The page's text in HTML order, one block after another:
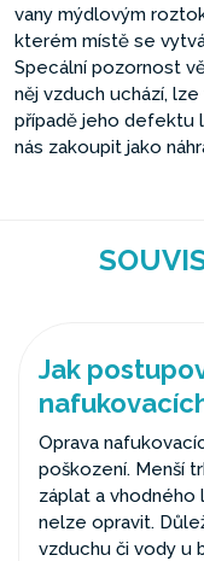
vany mýdlovým
kterém místě se
Specální pozornost
něj vzduch uchází,
případě jeho defektu
nás zakoupit jako
Jak
Oprava
poškození. Menší
záplat a
nelze opravit.
vzduchu či vody u